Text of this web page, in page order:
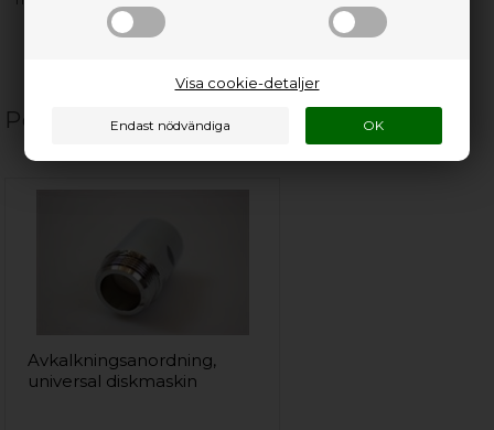
Visa cookie-detaljer
Populära relaterade produkter
Avkalkningsanordning,
universal diskmaskin